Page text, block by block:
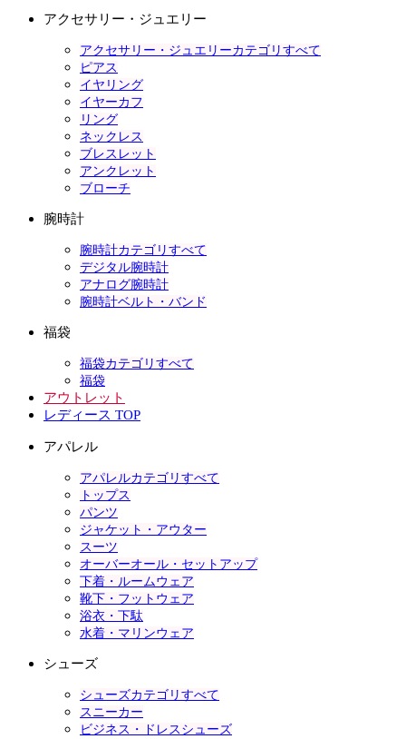
アクセサリー・ジュエリー
アクセサリー・ジュエリーカテゴリすべて
ピアス
イヤリング
イヤーカフ
リング
ネックレス
ブレスレット
アンクレット
ブローチ
腕時計
腕時計カテゴリすべて
デジタル腕時計
アナログ腕時計
腕時計ベルト・バンド
福袋
福袋カテゴリすべて
福袋
アウトレット
レディース TOP
アパレル
アパレルカテゴリすべて
トップス
パンツ
ジャケット・アウター
スーツ
オーバーオール・セットアップ
下着・ルームウェア
靴下・フットウェア
浴衣・下駄
水着・マリンウェア
シューズ
シューズカテゴリすべて
スニーカー
ビジネス・ドレスシューズ